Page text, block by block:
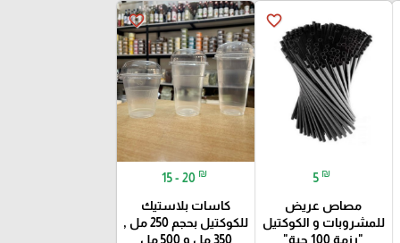
favorite_border
5 ₪
مصاص عريض
للمشروبات و الكوكتيل
"رزمة 100 حبة"
favorite_border
15 - 20 ₪
كاسات بلاستيك
للكوكتيل بحجم 250 مل ,
350 مل و 500 مل